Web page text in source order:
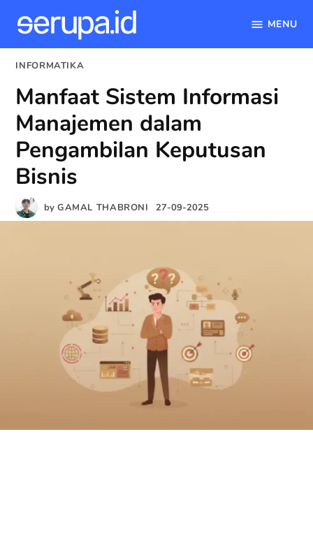
content
MENU
POSTED
INFORMATIKA
Manfaat Sistem Informasi
Manajemen dalam
Pengambilan Keputusan
Bisnis
by GAMAL THABRONI 27-09-2025